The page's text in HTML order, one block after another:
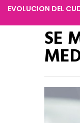
EVOLUCION DEL
SE